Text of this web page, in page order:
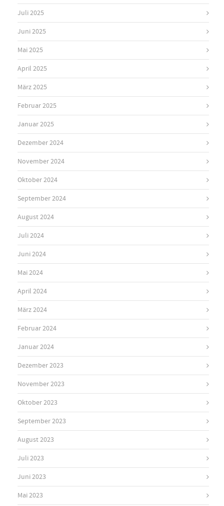
Juli 2025
Juni 2025
Mai 2025
April 2025
März 2025
Februar 2025
Januar 2025
Dezember 2024
November 2024
Oktober 2024
September 2024
August 2024
Juli 2024
Juni 2024
Mai 2024
April 2024
März 2024
Februar 2024
Januar 2024
Dezember 2023
November 2023
Oktober 2023
September 2023
August 2023
Juli 2023
Juni 2023
Mai 2023